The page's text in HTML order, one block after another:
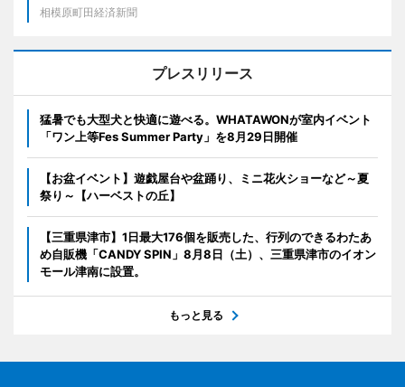
相模原町田経済新聞
プレスリリース
猛暑でも大型犬と快適に遊べる。WHATAWONが室内イベント
「ワン上等Fes Summer Party」を8月29日開催
【お盆イベント】遊戯屋台や盆踊り、ミニ花火ショーなど～夏
祭り～【ハーベストの丘】
【三重県津市】1日最大176個を販売した、行列のできるわたあ
め自販機「CANDY SPIN」8月8日（土）、三重県津市のイオン
モール津南に設置。
もっと見る